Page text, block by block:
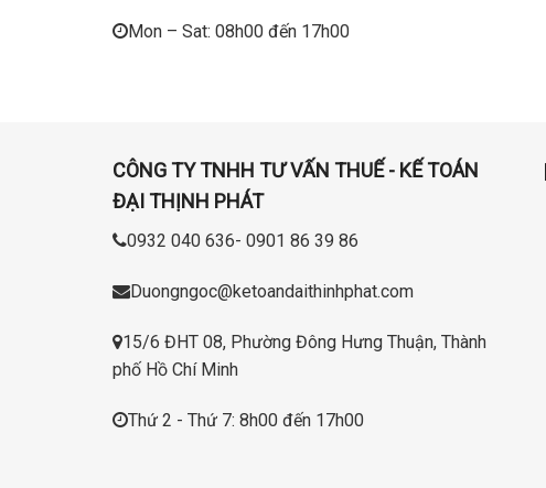
Mon – Sat: 08h00 đến 17h00
CÔNG TY TNHH TƯ VẤN THUẾ - KẾ TOÁN
ĐẠI THỊNH PHÁT
0932 040 636- 0901 86 39 86
Duongngoc@ketoandaithinhphat.com
15/6 ĐHT 08, Phường Đông Hưng Thuận, Thành
phố Hồ Chí Minh
Thứ 2 - Thứ 7: 8h00 đến 17h00